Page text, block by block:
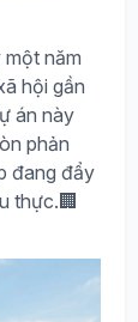
năm
hội gần
án này
phản
đang đẩy
thực.🏢